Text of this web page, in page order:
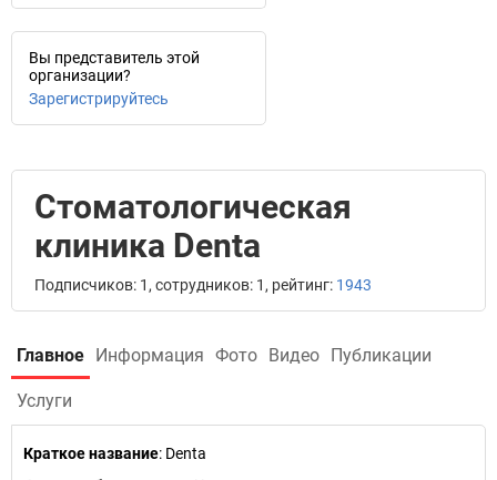
Вы представитель этой
организации?
Зарегистрируйтесь
Стоматологическая
клиника Denta
Подписчиков: 1, сотрудников: 1, рейтинг: 1943
Главное Информация Фото Видео Публикации
Услуги
Краткое название: Denta